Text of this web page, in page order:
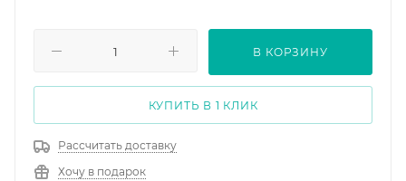
В КОРЗИНУ
КУПИТЬ В 1 КЛИК
Рассчитать доставку
Хочу в подарок